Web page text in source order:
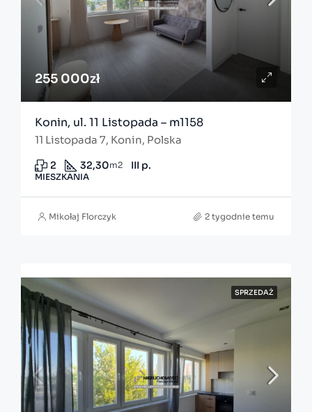
255 000zł
Konin, ul. 11 Listopada – m1158
11 Listopada 7, Konin, Polska
2 32,30m2 III p.
MIESZKANIA
Mikołaj Florczyk 2 tygodnie temu
SPRZEDAŻ